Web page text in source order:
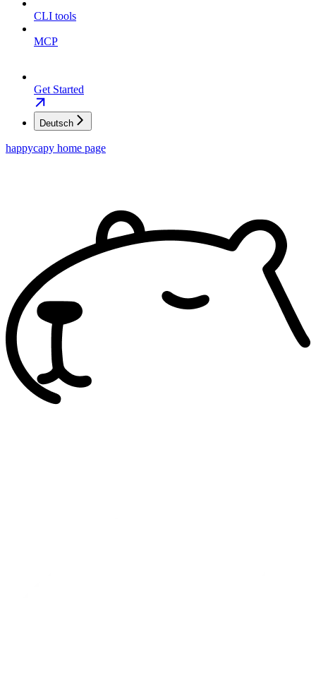
CLI tools
MCP
Get Started
Deutsch
happycapy home page